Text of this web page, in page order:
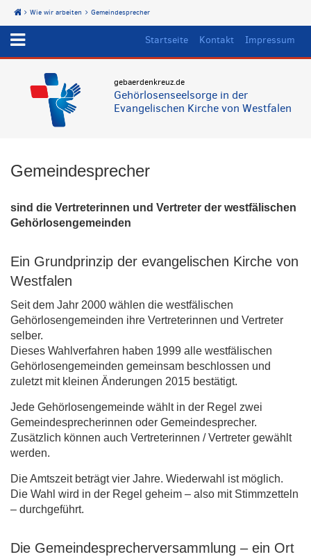
Start
Wie wir arbeiten Gemeindesprecher
Startseite Kontakt Impressum
gebaerdenkreuz.de
Gehörlosenseelsorge in der
Evangelischen Kirche von Westfalen
Gemeindesprecher
sind die Vertreterinnen und Vertreter der westfälischen
Gehörlosengemeinden
Ein Grundprinzip der evangelischen Kirche von
Westfalen
Seit dem Jahr 2000 wählen die westfälischen
Gehörlosengemeinden ihre Vertreterinnen und Vertreter
selber.
Dieses Wahlverfahren haben 1999 alle westfälischen
Gehörlosengemeinden gemeinsam beschlossen und
zuletzt mit kleinen Änderungen 2015 bestätigt.
Jede Gehörlosengemeinde wählt in der Regel zwei
Gemeindesprecherinnen oder Gemeindesprecher.
Zusätzlich können auch Vertreterinnen / Vertreter gewählt
werden.
Die Amtszeit beträgt vier Jahre. Wiederwahl ist möglich.
Die Wahl wird in der Regel geheim – also mit Stimmzetteln
– durchgeführt.
Die Gemeindesprecherversammlung – ein Ort